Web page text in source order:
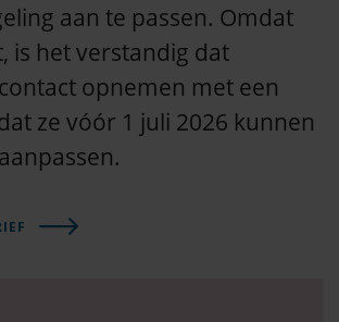
aan te passen. Omdat
is het verstandig dat
opnemen met een
ze vóór 1 juli 2026 kunnen